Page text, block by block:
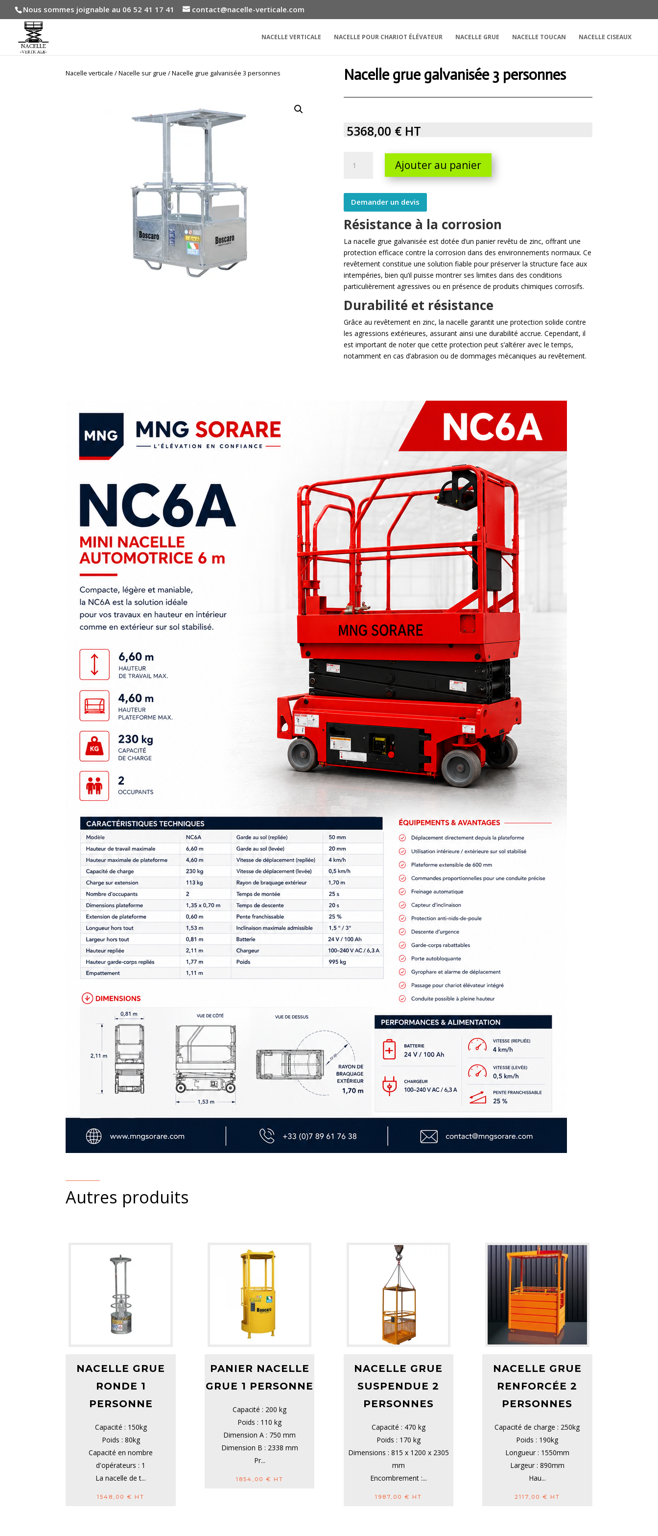
Nous sommes joignable au 06 52 41 17 41 contact@nacelle-verticale.com
NACELLE VERTICALE NACELLE POUR CHARIOT ÉLÉVATEUR NACELLE GRUE NACELLE TOUCAN NACELLE CISEAUX
Nacelle verticale /Nacelle sur grue / Nacelle grue galvanisée 3 personnes Nacelle grue galvanisée 3 personnes
5368,00 € HT
grue
personnes
quantity
Ajouter au panier
Demander un devis
Résistance à la corrosion
La nacelle grue galvanisée est dotée d’un panier revêtu de zinc, offrant une
protection efficace contre la corrosion dans des environnements normaux. Ce
revêtement constitue une solution fiable pour préserver la structure face aux
intempéries, bien qu’il puisse montrer ses limites dans des conditions
particulièrement agressives ou en présence de produits chimiques corrosifs.
Durabilité et résistance
Grâce au revêtement en zinc, la nacelle garantit une protection solide contre
les agressions extérieures, assurant ainsi une durabilité accrue. Cependant, il
est important de noter que cette protection peut s’altérer avec le temps,
notamment en cas d’abrasion ou de dommages mécaniques au revêtement.
Autres produits
NACELLE GRUE
RONDE 1
PERSONNE
Capacité : 150kg
Poids : 80kg
Capacité en nombre
d'opérateurs : 1
La nacelle de t...
1548,00€ HT
PANIER NACELLE
GRUE 1 PERSONNE
Capacité : 200 kg
Poids : 110 kg
Dimension A : 750 mm
Dimension B : 2338 mm
Pr...
1854,00 € HT
NACELLE GRUE
SUSPENDUE 2
PERSONNES
Capacité : 470 kg
Poids : 170 kg
Dimensions : 815 x 1200 x 2305
mm
Encombrement :...
1987,00 € HT
NACELLE GRUE
RENFORCÉE 2
PERSONNES
Capacité de charge : 250kg
Poids : 190kg
Longueur : 1550mm
Largeur : 890mm
Hau...
2117,00 € HT